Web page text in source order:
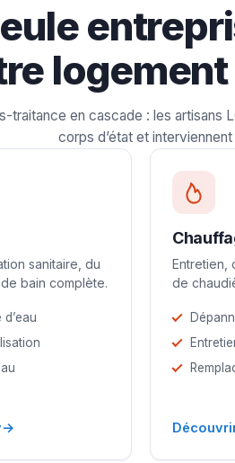
traitance en cascade : les artisans
corps d’état et
sanitaire, du
bain complète.
→
Entretien,
de